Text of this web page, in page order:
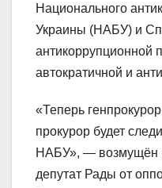
Национального
Украины (НАБУ) и
антикоррупционной
автократичной и
«Теперь
прокурор будет
НАБУ», — возмущён
депутат Рады от